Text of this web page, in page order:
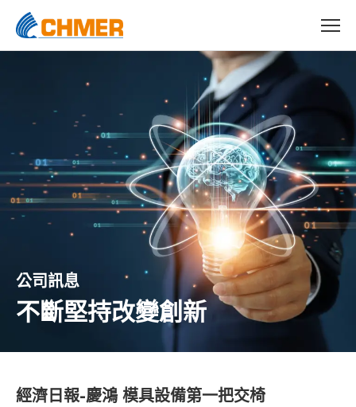
公司訊息
不斷堅持改變創新
經濟日報-慶鴻 模具設備第一把交椅